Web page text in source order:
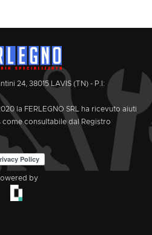
24, 38015 LAVIS (TN) - P.I:
la FERLEGNO SRL ha ricevuto aiuti
consultabile dal Registro
by